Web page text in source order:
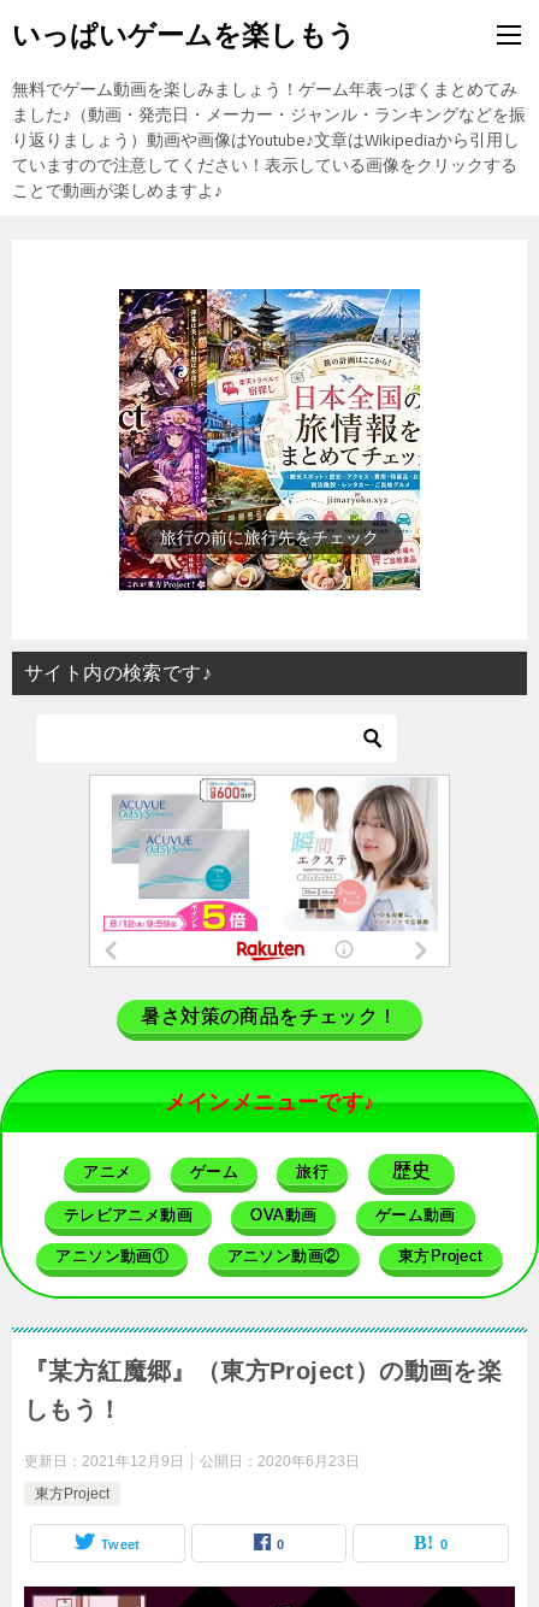
いっぱいゲームを楽しもう
無料でゲーム動画を楽しみましょう！ゲーム年表っぽくまとめてみ
ました♪（動画・発売日・メーカー・ジャンル・ランキングなどを振
り返りましょう）動画や画像はYoutube♪文章はWikipediaから引用し
ていますので注意してください！表示している画像をクリックする
ことで動画が楽しめますよ♪
旅行の前に旅行先をチェック
サイト内の検索です♪
暑さ対策の商品をチェック！
メインメニューです♪
アニメ ゲーム 旅行 歴史
テレビアニメ動画 OVA動画 ゲーム動画
アニソン動画① アニソン動画② 東方Project
『某方紅魔郷』（東方Project）の動画を楽
しもう！
更新日： 2021年12月9日 公開日： 2020年6月23日
東方Project
Tweet 0 0